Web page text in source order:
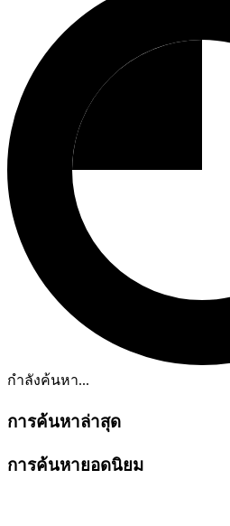
กำลังค้นหา...
การค้นหาล่าสุด
การค้นหายอดนิยม